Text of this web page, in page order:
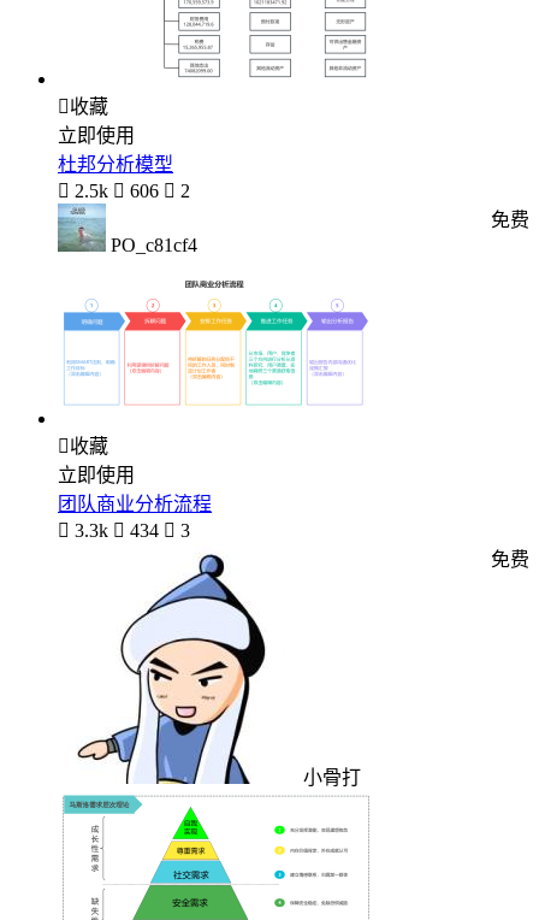
收藏
立即使用
杜邦分析模型
 2.5k  606  2
PO_c81cf4
免费
收藏
立即使用
团队商业分析流程
 3.3k  434  3
小骨打
免费